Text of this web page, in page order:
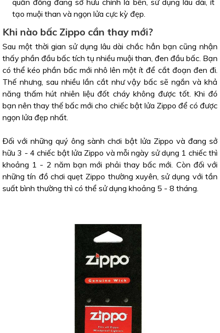
quấn đồng đang sở hữu chính là bền, sử dụng lâu dài, ít
tạo muội than và ngọn lửa cực kỳ đẹp.
Khi nào bấc Zippo cần thay mới?
Sau một thời gian sử dụng lâu dài chắc hẳn bạn cũng nhận
thấy phần đầu bấc tích tụ nhiều muội than, đen đầu bấc. Bạn
có thể kéo phần bấc mới nhô lên một ít để cắt đoạn đen đi.
Thế nhưng, sau nhiều lần cắt như vậy bấc sẽ ngắn và khả
năng thấm hút nhiên liệu đốt cháy không được tốt. Khi đó
bạn nên thay thế bấc mới cho chiếc bật lửa Zippo để có được
ngọn lửa đẹp nhất.
Đối với những quý ông sành chơi bật lửa Zippo và đang sở
hữu 3 - 4 chiếc bật lửa Zippo và mỗi ngày sử dụng 1 chiếc thì
khoảng 1 - 2 năm bạn mới phải thay bấc mới. Còn đối với
những tín đồ chơi quẹt Zippo thường xuyên, sử dụng với tần
suất bình thường thì có thể sử dụng khoảng 5 - 8 tháng.